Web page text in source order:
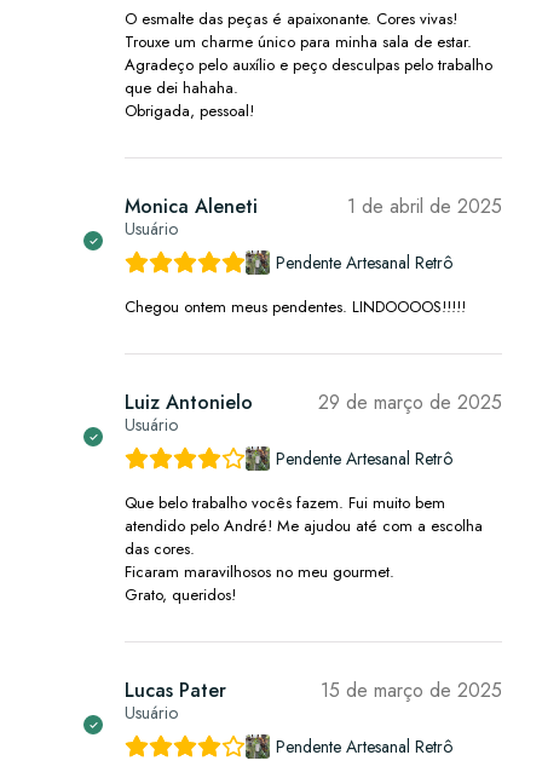
O esmalte das peças é apaixonante. Cores vivas!
Trouxe um charme único para minha sala de estar.
Agradeço pelo auxílio e peço desculpas pelo trabalho
que dei hahaha.
Obrigada, pessoal!
Monica Aleneti
Usuário
1 de abril de 2025
Pendente Artesanal Retrô
Chegou ontem meus pendentes. LINDOOOOS!!!!!
Luiz Antonielo
Usuário
29 de março de 2025
Pendente Artesanal Retrô
Que belo trabalho vocês fazem. Fui muito bem
atendido pelo André! Me ajudou até com a escolha
das cores.
Ficaram maravilhosos no meu gourmet.
Grato, queridos!
Lucas Pater
Usuário
15 de março de 2025
Pendente Artesanal Retrô